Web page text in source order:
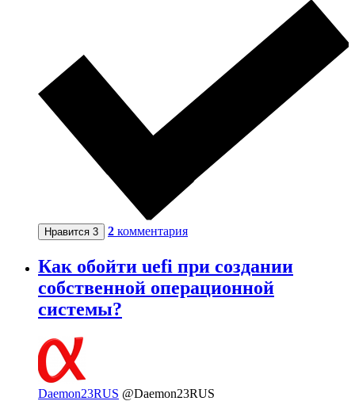
Нравится 3 2 комментария
Как обойти uefi при создании
собственной операционной
системы?
Daemon23RUS @Daemon23RUS